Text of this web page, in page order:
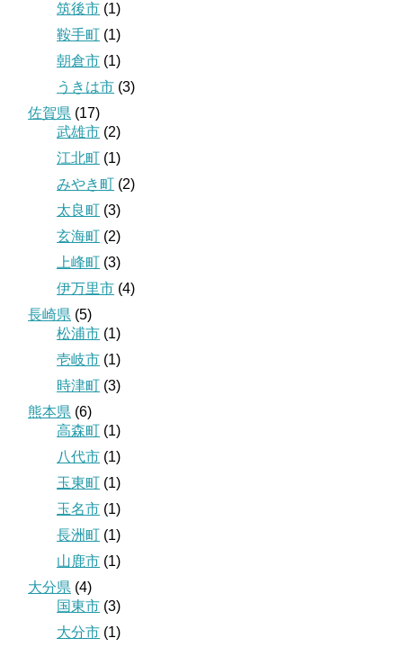
筑後市 (1)
鞍手町
(1)
朝倉市 (1)
うきは市 (3)
佐賀県 (17)
武雄市 (2)
江北町
(1)
みやき町
(2)
太良町
(3)
玄海町
(2)
上峰町
(3)
伊万里市 (4)
長崎県 (5)
松浦市 (1)
壱岐市 (1)
時津町
(3)
熊本県 (6)
高森町
(1)
八代市 (1)
玉東町
(1)
玉名市 (1)
長洲町
(1)
山鹿市 (1)
大分県 (4)
国東市 (3)
大分市 (1)